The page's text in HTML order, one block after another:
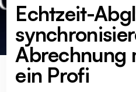
Echtzeit-
Abrechnung
ein Profi